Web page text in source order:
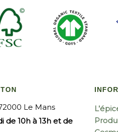
Le Mans
de 10h à 13h et de